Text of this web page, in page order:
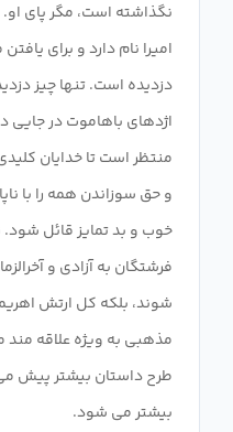
نگذاشته است، مگر پای
امیرا نام دارد و برای
دزدیده است. تنها چیز
منتظر است تا خدایان
و حق سوزاندن همه را با
خوب و بد تمایز قائل شود.
فرشتگان به آزادی و
شوند، بلکه کل ارتش
مذهبی به ویژه علاقه
طرح داستان بیشتر پیش می